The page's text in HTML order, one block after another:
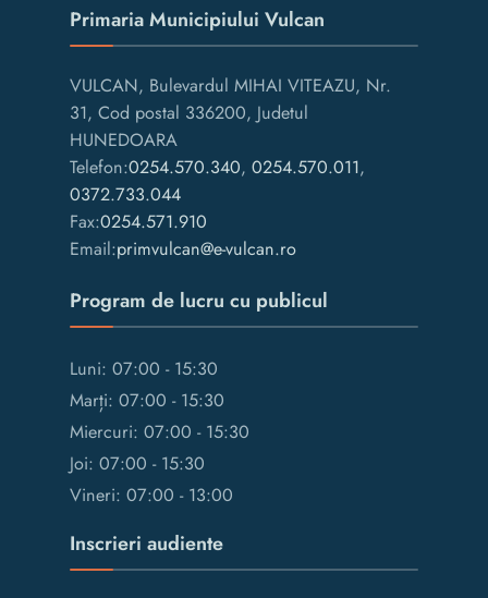
Primaria Municipiului Vulcan
VULCAN, Bulevardul MIHAI VITEAZU, Nr.
31, Cod postal 336200, Judetul
HUNEDOARA
Telefon:0254.570.340, 0254.570.011,
0372.733.044
Fax:0254.571.910
Email:primvulcan@e-vulcan.ro
Program de lucru cu publicul
Luni: 07:00 - 15:30
Marți: 07:00 - 15:30
Miercuri: 07:00 - 15:30
Joi: 07:00 - 15:30
Vineri: 07:00 - 13:00
Inscrieri audiente